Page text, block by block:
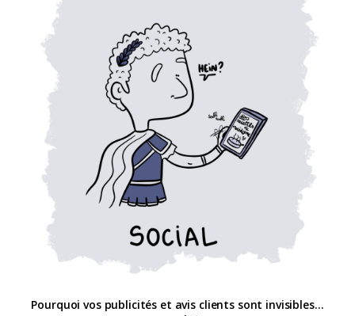
Pourquoi vos publicités et avis clients sont invisibles…